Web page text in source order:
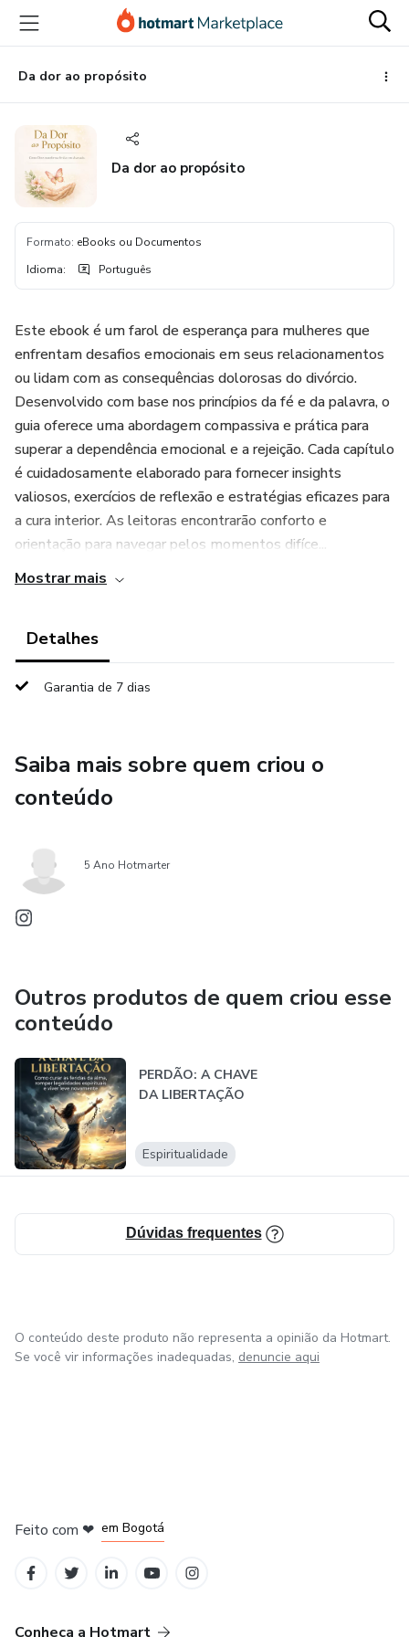
para
conteúdo
principal
para
pagamento
para
rodapé
Da dor ao propósito
Da dor ao propósito
Formato: eBooks ou Documentos
Idioma: Português
Este ebook é um farol de esperança para mulheres que
enfrentam desafios emocionais em seus relacionamentos
ou lidam com as consequências dolorosas do divórcio.
Desenvolvido com base nos princípios da fé e da palavra, o
guia oferece uma abordagem compassiva e prática para
superar a dependência emocional e a rejeição. Cada capítulo
é cuidadosamente elaborado para fornecer insights
valiosos, exercícios de reflexão e estratégias eficazes para
a cura interior. As leitoras encontrarão conforto e
orientação para navegar pelos momentos difíce...
Mostrar mais
Detalhes
Garantia de 7 dias
Saiba mais sobre quem criou o
conteúdo
5 Ano Hotmarter
Outros produtos de quem criou esse
conteúdo
PERDÃO: A CHAVE
DA LIBERTAÇÃO
Espiritualidade
Dúvidas frequentes
O conteúdo deste produto não representa a opinião da Hotmart.
Se você vir informações inadequadas, denuncie aqui
Feito com ❤ em Bogotá
Conheça a Hotmart